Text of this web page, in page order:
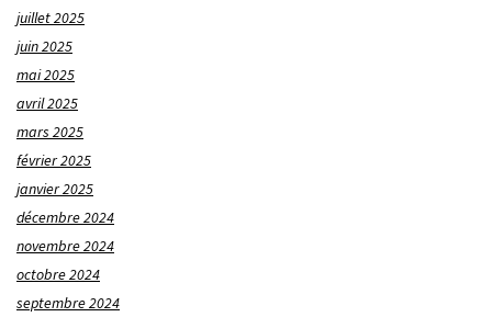
juillet 2025
juin 2025
mai 2025
avril 2025
mars 2025
février 2025
janvier 2025
décembre 2024
novembre 2024
octobre 2024
septembre 2024